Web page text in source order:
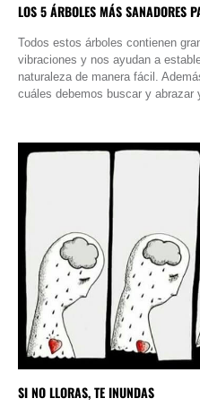
LOS 5 ÁRBOLES MÁS SANADORES
Todos estos árboles contienen
vibraciones y nos ayudan a
naturaleza de manera fácil.
cuáles debemos buscar y abrazar
SI NO LLORAS, TE INUNDAS